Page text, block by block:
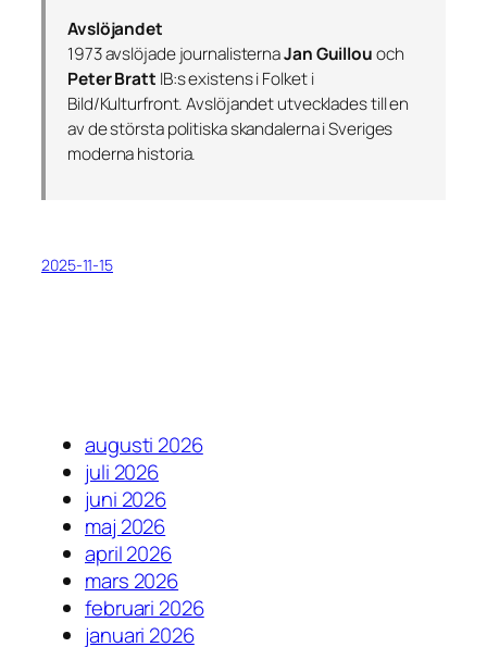
Avslöjandet
1973 avslöjade journalisternaJan Guillouoch
Peter Bratt IB:s existens iFolket i
Bild/Kulturfront. Avslöjandet utvecklades till en
av de största politiska skandalerna i Sveriges
moderna historia.
2025-11-15
augusti 2026
juli 2026
juni 2026
maj 2026
april 2026
mars 2026
februari 2026
januari 2026